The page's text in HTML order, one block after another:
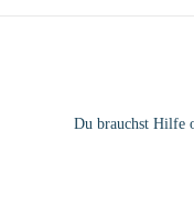
Du brauchst Hilfe